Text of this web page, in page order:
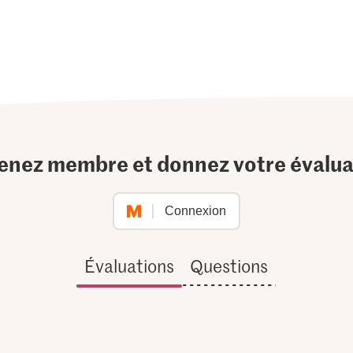
membre et donnez votre
Connexion
Évaluations Questions